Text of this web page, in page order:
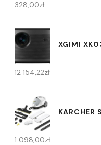
328,00zł
XGIMI
12 154,22zł
KARCHER
1 098,00zł